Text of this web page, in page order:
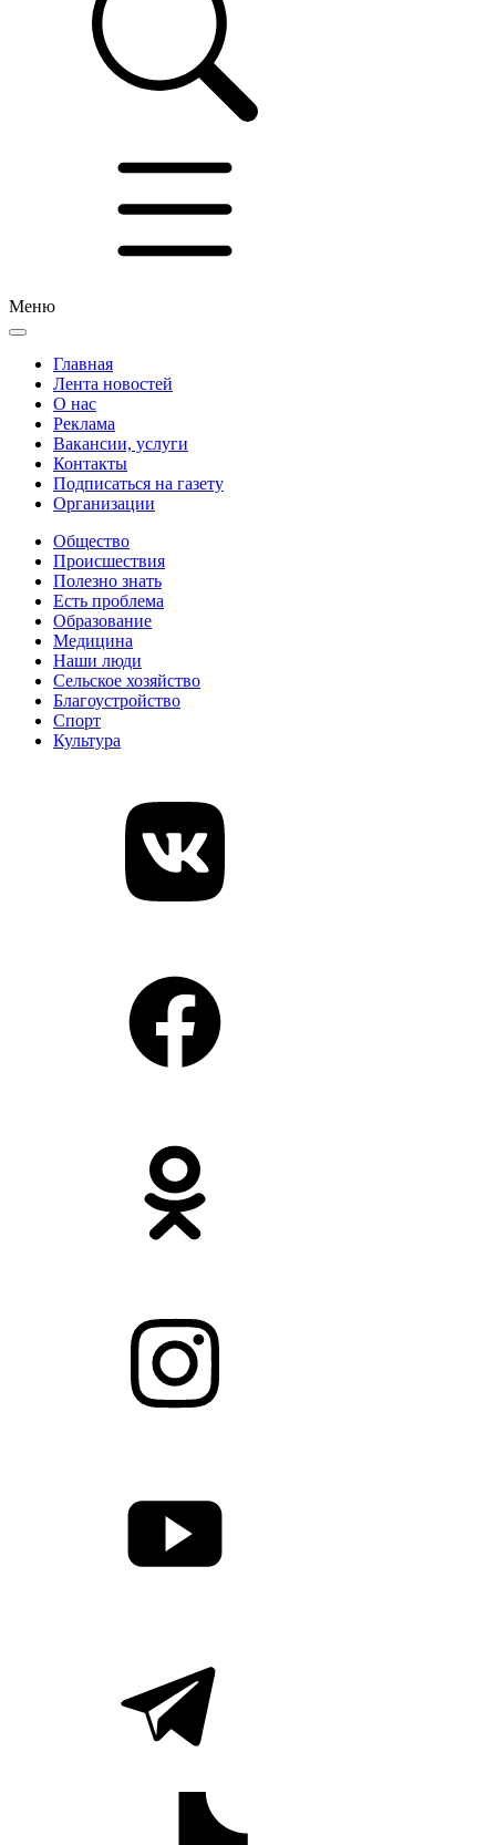
Меню
Главная
Лента новостей
О нас
Реклама
Вакансии, услуги
Контакты
Подписаться на газету
Организации
Общество
Происшествия
Полезно знать
Есть проблема
Образование
Медицина
Наши люди
Сельское хозяйство
Благоустройство
Спорт
Культура